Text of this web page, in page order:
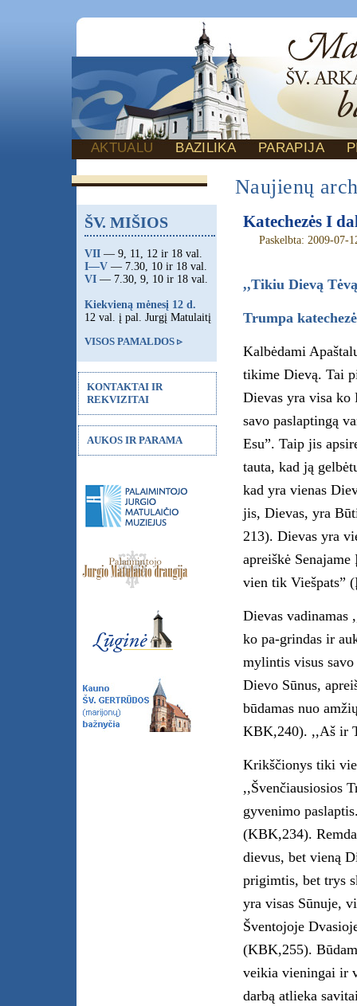
AKTUALU BAZILIKA PARAPIJA
Naujienų
Katechezės I
Paskelbta: 2009-07-
,,Tikiu Dievą
Trumpa
Kalbėdami
tikime Dievą. Tai
Dievas yra visa ko
savo paslaptingą
Esu”. Taip jis
tauta, kad ją
kad yra vienas
jis, Dievas, yra
213). Dievas yra
apreiškė
vien tik Viešpats”
Dievas vadinamas
ko pa-grindas ir
mylintis visus
Dievo Sūnus,
būdamas nuo
KBK,240). ,,Aš ir
Krikščionys tiki
,,Švenčiausiosios
gyvenimo
(KBK,234).
dievus, bet vieną
prigimtis, bet trys
yra visas Sūnuje,
Šventojoje
(KBK,255).
veikia vieningai ir
darbą atlieka
ŠV. MIŠIOS
VII — 9, 11, 12 ir 18 val.
I—V — 7.30, 10 ir 18 val.
VI — 7.30, 9, 10 ir 18 val.
Kiekvieną mėnesį 12 d.
12 val. į pal. Jurgį Matulaitį
VISOS PAMALDOS ▹
KONTAKTAI IR
REKVIZITAI
AUKOS IR PARAMA